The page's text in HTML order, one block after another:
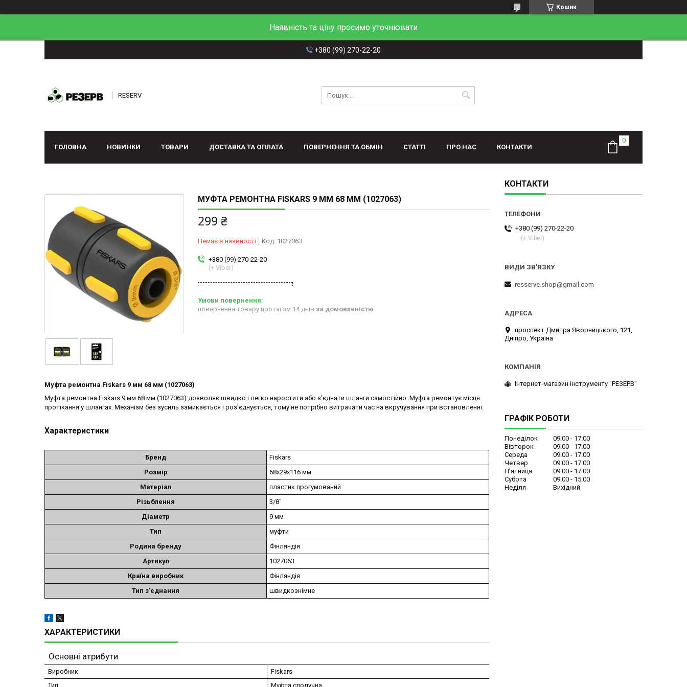
Кошик
Наявність та ціну просимо уточнювати
+380 (99) 270-22-20
RESERV
ГОЛОВНА НОВИНКИ ТОВАРИ ДОСТАВКА ТА ОПЛАТА ПОВЕРНЕННЯ ТА ОБМІН СТАТТІ ПРО НАС КОНТАКТИ
МУФТА РЕМОНТНА FISKARS 9 ММ 68 ММ (1027063)
299 ₴
Немає в наявності Код: 1027063
+380 (99) 270-22-20
(+ Viber)
повернення товару протягом 14 днів за домовленістю
Муфта ремонтна Fiskars 9 мм 68 мм (1027063)
Муфта ремонтна Fiskars 9 мм 68 мм (1027063) дозволяє швидко і легко наростити або з'єднати шланги самостійно. Муфта ремонтує місця
протікання у шлангах. Механізм без зусиль замикається і роз'єднується, тому не потрібно витрачати час на вкручування при встановленні.
Характеристики
Бренд
Fiskars
Розмір
68х29х116 мм
Матеріал
пластик прогумований
Різьблення
3/8"
Діаметр
9 мм
Тип
муфти
Родина бренду
Фінляндія
Артикул
1027063
Країна виробник
Фінляндія
Тип з'єднання
швидкознімне
ХАРАКТЕРИСТИКИ
Основні атрибути
Виробник
Fiskars
Тип
Муфта сполучна
КОНТАКТИ
+380 (99) 270-22-20
(+ Viber)
resserve.shop@gmail.com
проспект Дмитра Яворницького, 121,
Дніпро, Україна
Інтернет-магазин інструменту "РЕЗЕРВ"
ГРАФІК РОБОТИ
Понеділок 09:00
17:00
Вівторок
09:00
17:00
Середа
09:00
17:00
Четвер
09:00
17:00
Пʼятниця
09:00
17:00
Субота
09:00
15:00
Неділя
Вихідний